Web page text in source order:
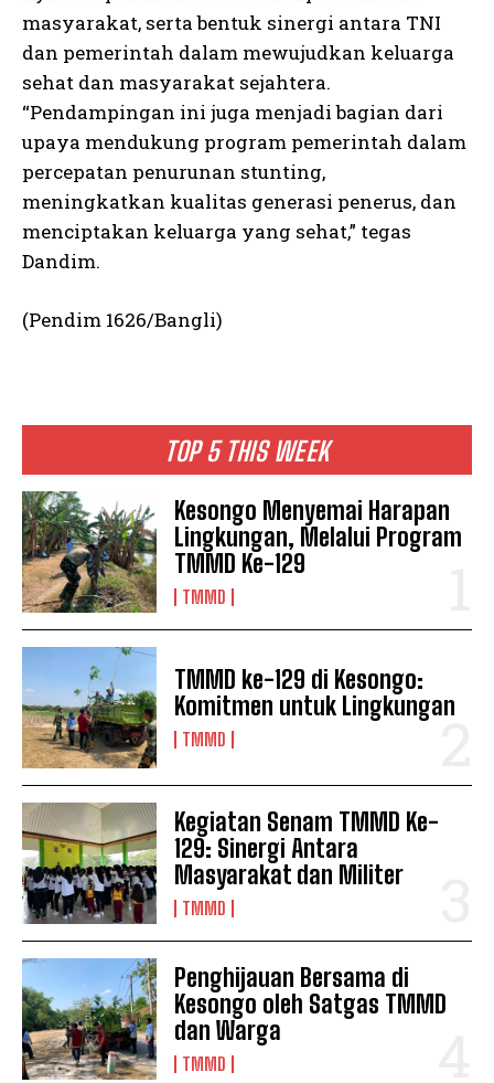
TOP 5 THIS WEEK
Kesongo Menyemai Harapan
Lingkungan, Melalui Program
TMMD Ke-129
TMMD
TMMD ke-129 di Kesongo:
Komitmen untuk Lingkungan
TMMD
Kegiatan Senam TMMD Ke-
129: Sinergi Antara
Masyarakat dan Militer
TMMD
Penghijauan Bersama di
Kesongo oleh Satgas TMMD
dan Warga
TMMD
masyarakat, serta bentuk sinergi antara TNI
dan pemerintah dalam mewujudkan keluarga
sehat dan masyarakat sejahtera.
“Pendampingan ini juga menjadi bagian dari
upaya mendukung program pemerintah dalam
percepatan penurunan stunting,
meningkatkan kualitas generasi penerus, dan
menciptakan keluarga yang sehat,” tegas
Dandim.
(Pendim 1626/Bangli)